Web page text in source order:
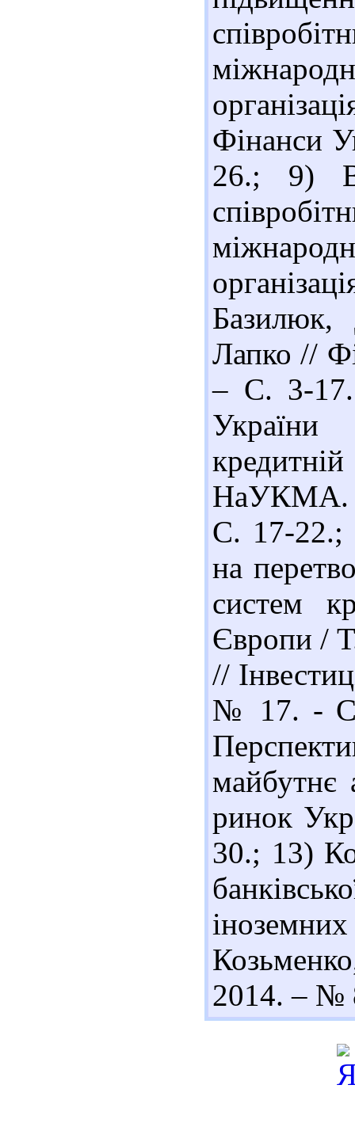
Фінанси
26.; 9)
Лапко //
– С. 3-
України
НаУКМА. -
С. 17-22.;
на
систем
Європи /
//
№ 17. - С.
майбутнє
ринок
30.; 13)
2014. – №